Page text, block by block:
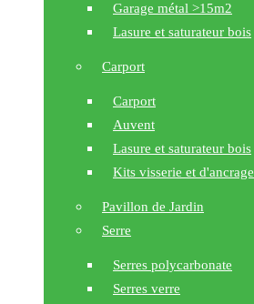
Garage métal >15m2
Lasure et saturateur bois
Carport
Carport
Auvent
Lasure et saturateur bois
Kits visserie et d'ancrage
Pavillon de Jardin
Serre
Serres polycarbonate
Serres verre